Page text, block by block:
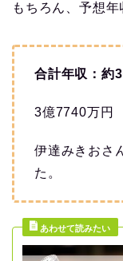
もちろん、予想年
合計年収：約
3億7740万
伊達みきおさ
た。